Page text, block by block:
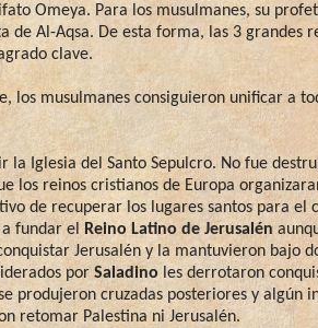
Omeya. Para los musulmanes, su
de Al-Aqsa. De esta forma, las 3 grandes
clave.
musulmanes consiguieron unificar a
la Iglesia del Santo Sepulcro. No fue
los reinos cristianos de Europa
de recuperar los lugares santos para el
fundar el Reino Latino de Jerusalén
Jerusalén y la mantuvieron bajo
por Saladino les derrotaron
produjeron cruzadas posteriores y algún
retomar Palestina ni Jerusalén.